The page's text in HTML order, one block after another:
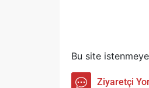
Bu site
Ziyaretçi